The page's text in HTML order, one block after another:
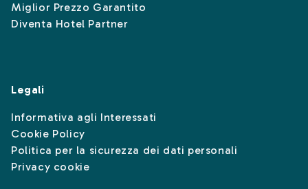
Miglior Prezzo Garantito
Diventa Hotel Partner
Legali
Informativa agli Interessati
Cookie Policy
Politica per la sicurezza dei dati personali
Privacy cookie